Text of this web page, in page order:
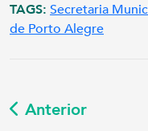
TAGS: Secretaria
de Porto Alegre
Anterior